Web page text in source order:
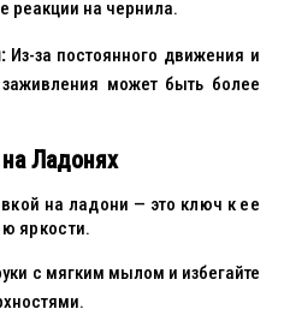
реакции на чернила.
Из-за постоянного движения и
может быть более
Ладонях
на ладони — это ключ к ее
яркости.
с мягким мылом и избегайте